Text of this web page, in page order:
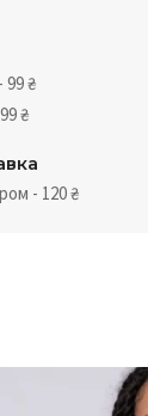
99₴
₴
- 120₴